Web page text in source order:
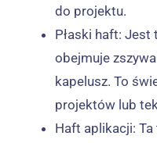
do projektu.
Płaski haft:
obejmuje
kapelusz. To
projektów lub
Haft aplikacji: